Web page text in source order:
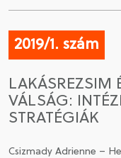
2019/1. szám
LAKÁSREZSIM
VÁLSÁG:
STRATÉGIÁK
Csizmady Adrienne –